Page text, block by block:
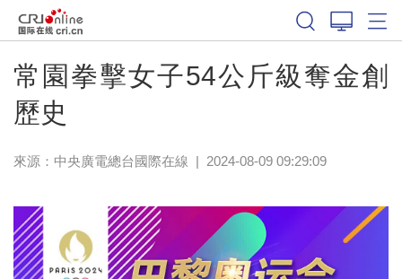
常園拳擊女子54公斤級奪金創
歷史
來源：中央廣電總台國際在線 | 2024-08-09 09:29:09